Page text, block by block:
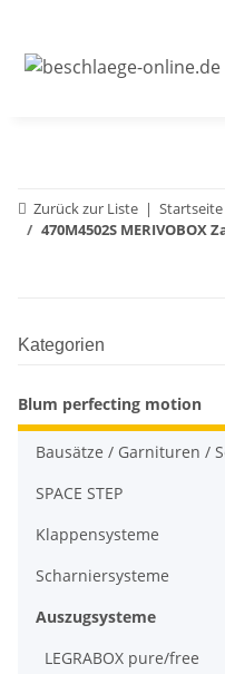
Zurück zur Liste Startseite
470M4502S
Kategorien
Blum perfecting motion
Bausätze / Garnituren /
SPACE STEP
Klappensysteme
Scharniersysteme
Auszugsysteme
LEGRABOX pure/free